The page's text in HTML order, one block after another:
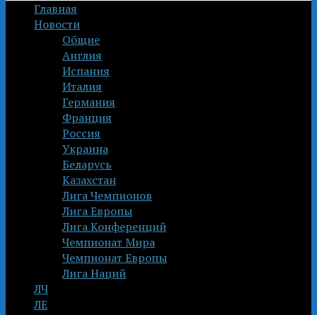
Главная
Новости
Общие
Англия
Испания
Италия
Германия
Франция
Россия
Украина
Беларусь
Казахстан
Лига Чемпионов
Лига Европы
Лига Конференций
Чемпионат Мира
Чемпионат Европы
Лига Наций
ЛЧ
ЛЕ